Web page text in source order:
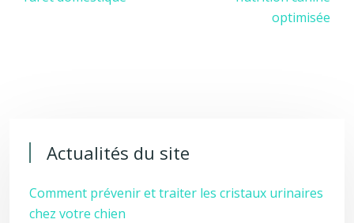
optimisée
Actualités du site
Comment prévenir et traiter les cristaux urinaires
chez votre chien